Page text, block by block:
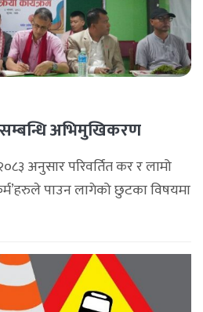
सम्बन्धि अभिमुखिकरण
अनुसार परिवर्तित कर र लामो
पाउन लागेको छुटका विषयमा
आन्तरिक राजश्व कार्यालय बागलुङ